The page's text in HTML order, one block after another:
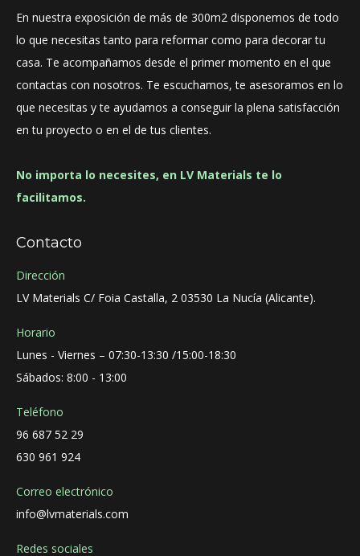
En nuestra exposición de más de 300m2 disponemos de todo
lo que necesitas tanto para reformar como para decorar tu
casa. Te acompañamos desde el primer momento en el que
contactas con nosotros. Te escuchamos, te asesoramos en lo
que necesitas y te ayudamos a conseguir la plena satisfacción
en tu proyecto o en el de tus clientes.
No importa lo necesites, en LV Materials te lo
facilitamos.
Contacto
Dirección
LV Materials C/ Foia Castalla, 2 03530 La Nucía (Alicante).
Horario
Lunes - Viernes – 07:30-13:30 /15:00-18:30
Sábados: 8:00 - 13:00
Teléfono
96 687 52 29
630 961 924
Correo electrónico
info@lvmaterials.com
Redes sociales